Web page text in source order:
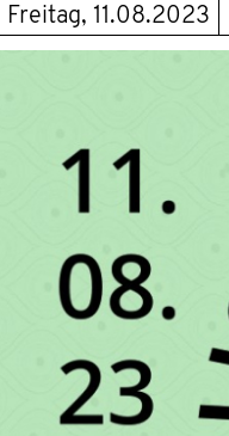
Freitag, 11.08.2023